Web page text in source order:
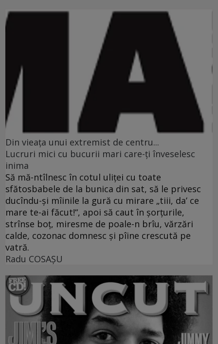
Din vieaţa unui extremist de centru...
Lucruri mici cu bucurii mari care-ţi înveselesc
inima
Să mă-ntîlnesc în cotul uliţei cu toate
sfătosbabele de la bunica din sat, să le privesc
ducîndu-şi mîinile la gură cu mirare „tiii, da’ ce
mare te-ai făcut!“, apoi să caut în şorţurile,
strînse boţ, miresme de poale-n brîu, vărzări
calde, cozonac domnesc şi pîine crescută pe
vatră.
Radu COSAŞU